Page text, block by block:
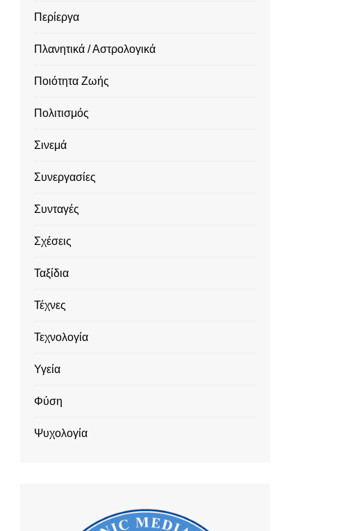
Περίεργα
Πλανητικά / Αστρολογικά
Ποιότητα Ζωής
Πολιτισμός
Σινεμά
Συνεργασίες
Συνταγές
Σχέσεις
Ταξίδια
Τέχνες
Τεχνολογία
Υγεία
Φύση
Ψυχολογία